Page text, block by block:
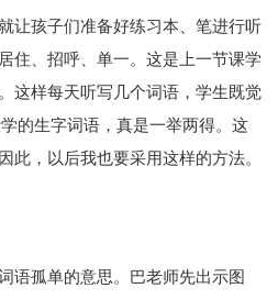
让孩子们准备好练习本、笔进行听
住、招呼、单一。这是上一节课学
这样每天听写几个词语，学生既觉
的生字词语，真是一举两得。这
此，以后我也要采用这样的方法。
语孤单的意思。巴老师先出示图